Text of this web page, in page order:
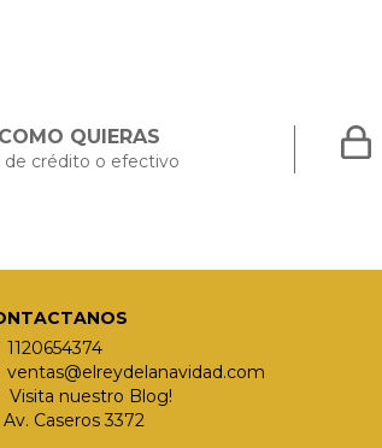
QUIERAS
de crédito o efectivo
1120654374
ventas@elreydelanavidad.com
Visita nuestro Blog!
Av. Caseros 3372